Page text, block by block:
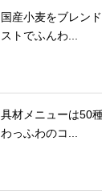
国産小麦をブレン
ストでふんわ...
具材メニューは50
わっふわのコ...